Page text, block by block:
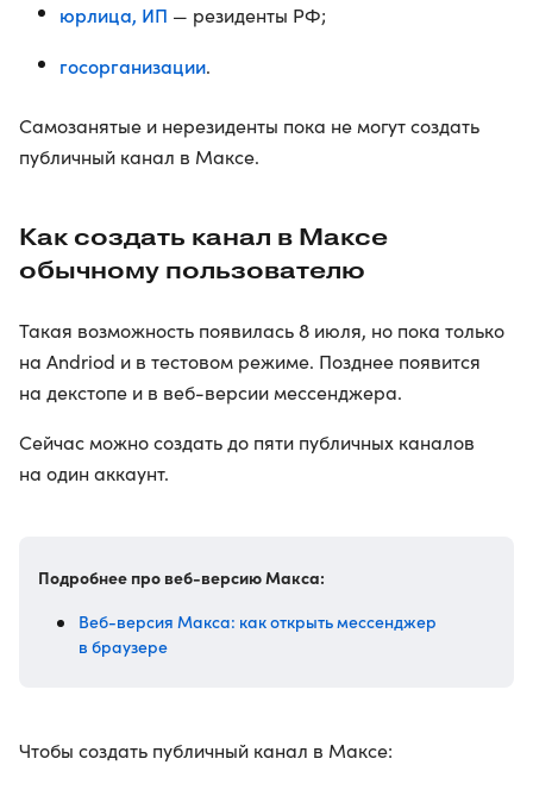
юрлица, ИП — резиденты РФ;
госорганизации.
Самозанятые и нерезиденты пока не могут создать
публичный канал в Максе.
Как создать канал в Максе
обычному пользователю
Такая возможность появилась 8 июля, но пока только
на Andriod и в тестовом режиме. Позднее появится
на декстопе и в веб-версии мессенджера.
Сейчас можно создать до пяти публичных каналов
на один аккаунт.
Подробнее про веб-версию Макса:
Веб-версия Макса: как открыть мессенджер
в браузере
Чтобы создать публичный канал в Максе: